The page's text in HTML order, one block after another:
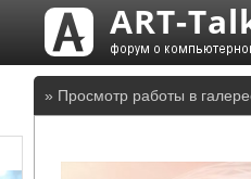
» Просмотр работы в